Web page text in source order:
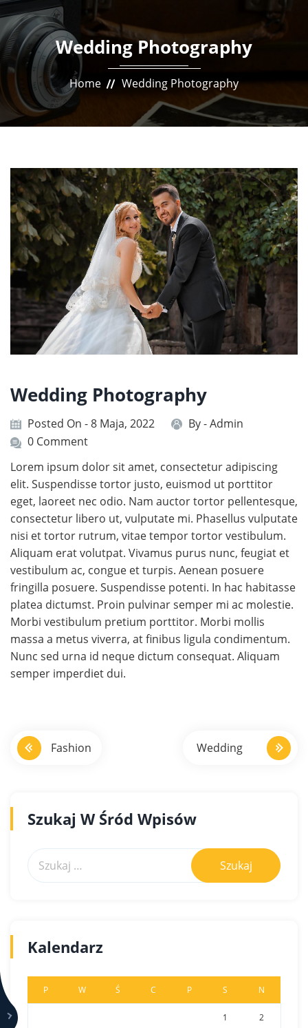
Wedding Photography
Home Wedding Photography
Wedding Photography
Posted On - 8 Maja, 2022 By -Admin
0 Comment
Lorem ipsum dolor sit amet, consectetur adipiscing
elit. Suspendisse tortor justo, euismod ut porttitor
eget, laoreet nec odio. Nam auctor tortor pellentesque,
consectetur libero ut, vulputate mi. Phasellus vulputate
nisi et tortor rutrum, vitae tempor tortor vestibulum.
Aliquam erat volutpat. Vivamus purus nunc, feugiat et
vestibulum ac, congue et turpis. Aenean posuere
fringilla posuere. Suspendisse potenti. In hac habitasse
platea dictumst. Proin pulvinar semper mi ac molestie.
Morbi vestibulum pretium porttitor. Morbi mollis
massa a metus viverra, at finibus ligula condimentum.
Nunc sed urna id neque dictum consequat. Aliquam
semper imperdiet dui.
N
a
j
a
w
Fashion Wedding
Szukaj W Śród Wpisów
Kalendarz
P W Ś C P S N
1 2